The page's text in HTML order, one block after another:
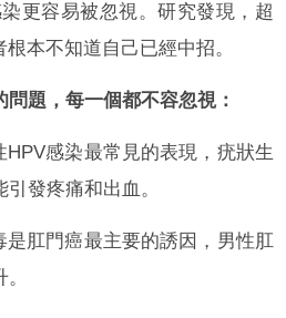
更容易被忽視。研究發現，超
本不知道自己已經中招。
題，每一個都不容忽視：
感染最常見的表現，疣狀生
發疼痛和出血。
是肛門癌最主要的誘因，男性肛